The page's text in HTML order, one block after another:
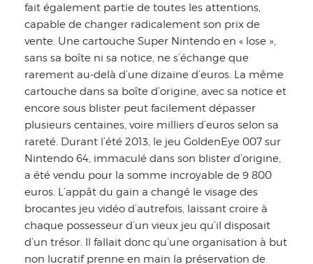
fait également partie de toutes les attentions,
capable de changer radicalement son prix de
vente. Une cartouche Super Nintendo en « lose »,
sans sa boîte ni sa notice, ne s’échange que
rarement au-delà d’une dizaine d’euros. La même
cartouche dans sa boîte d’origine, avec sa notice et
encore sous blister peut facilement dépasser
plusieurs centaines, voire milliers d’euros selon sa
rareté. Durant l’été 2013, le jeu GoldenEye 007 sur
Nintendo 64, immaculé dans son blister d’origine,
a été vendu pour la somme incroyable de 9 800
euros. L’appât du gain a changé le visage des
brocantes jeu vidéo d’autrefois, laissant croire à
chaque possesseur d’un vieux jeu qu’il disposait
d’un trésor. Il fallait donc qu’une organisation à but
non lucratif prenne en main la préservation de